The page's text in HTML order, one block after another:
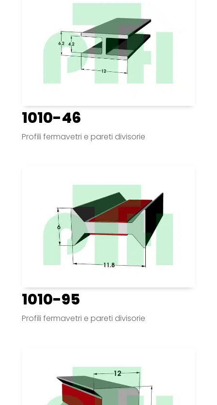
1010-46
Profili fermavetri e pareti divisorie
1010-95
Profili fermavetri e pareti divisorie